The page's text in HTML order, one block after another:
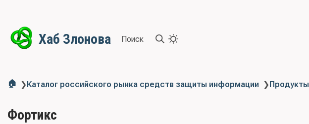
Хаб Злонова Поиск
🏠 ❯Каталог российского рынка средств защиты информации ❯Продукты
Фортикс